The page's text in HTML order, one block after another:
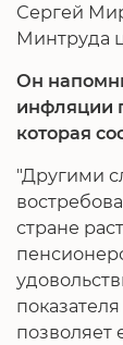
Сергей
Минтруда
Он
инфляции
которая
"Другими
стране
позволяет